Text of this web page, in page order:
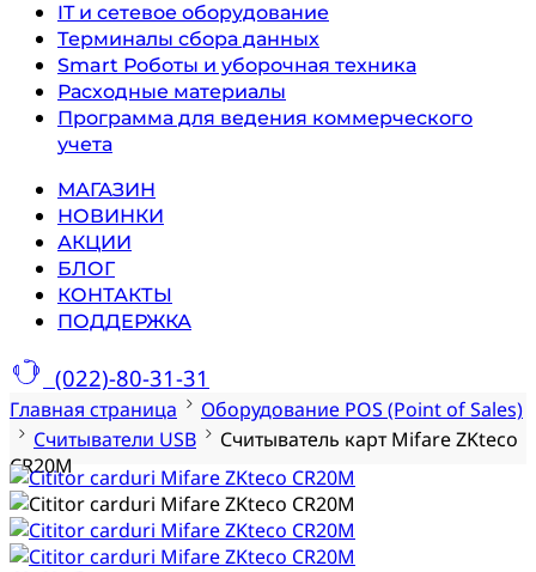
IT и сетевое оборудование
Терминалы сбора данных
Smart Роботы и уборочная техника
Расходные материалы
Программа для ведения коммерческого
учета
МАГАЗИН
НОВИНКИ
АКЦИИ
БЛОГ
КОНТАКТЫ
ПОДДЕРЖКА
(022)-80-31-31
Главная страница
Оборудование POS (Point of Sales)
Cчитыватели USB
Считыватель карт Mifare ZKteco
CR20M